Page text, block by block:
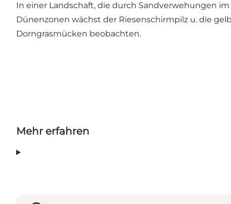
In einer Landschaft, die durch Sandverwehungen
Dünenzonen wächst der Riesenschirmpilz u. die
Dorngrasmücken beobachten.
Mehr erfahren